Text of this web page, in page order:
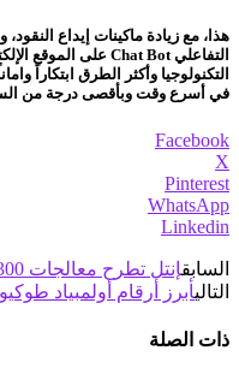
هذا، مع زيادة ماكينات إيداع النقود،
التفاعلي Chat Bot على الموقع
التكنولوجيا وأكثر الطرق ابتكاراً
في أسرع وقت وبأقصى درجة من
Facebook
X
Pinterest
WhatsApp
Linkedin
السابقإنتل تطرح معالجات Xeon W-3300 الجديدة
التاليأبرز أرقام أولمبياد طوكيو 2020 فى ختام دورة الألعاب الصيفية
ذات الصلة